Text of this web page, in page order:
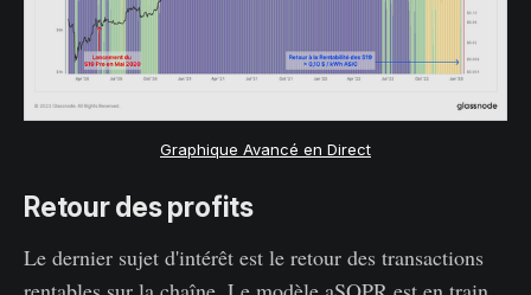
Graphique Avancé en Direct
Retour des profits
Le dernier sujet d'intérêt est le retour des transactions